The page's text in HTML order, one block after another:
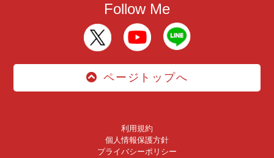
Follow Me
ページトップへ
利用規約
個人情報保護方針
プライバシーポリシー